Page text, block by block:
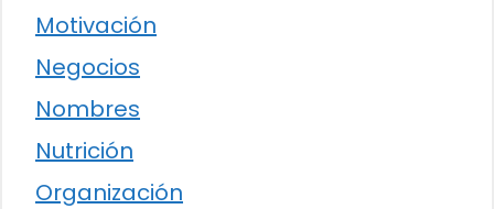
Motivación
Negocios
Nombres
Nutrición
Organización